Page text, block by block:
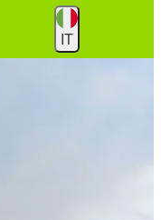
IT